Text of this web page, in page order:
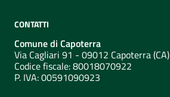
CONTATTI
Comune di Capoterra
Via Cagliari 91 - 09012 Capoterra (CA)
Codice fiscale: 80018070922
P. IVA:00591090923